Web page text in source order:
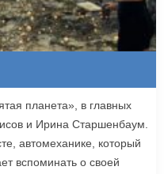
планета», в главных
и Ирина Старшенбаум.
автомеханике, который
вспоминать о своей